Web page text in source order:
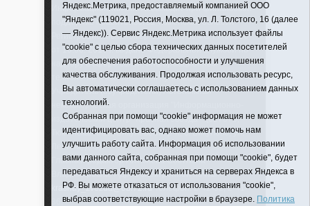
Информационная лента выходит при финансовой
поддержке правительства Тюменской области
Регистрационный номер СМИ ЭЛ № ФС 77-66066
от 10.06. 2016 г. выдано Федеральной службой по
надзору в сфере связи, информационных
технологий и массовых коммуникаций.
Учредитель (соучредители) Автономная
некоммерческая организация "Информационно-
издательский центр "Красная звезда"" (627570,
Тюменская обл., Викуловский р-н, с. Викулово, ул.
Ленина, д. 5).
Главный редактор Антюхова Светлана
Владимировна. Адрес электронной почты:
krasnay_zvezda@obl72.ruТелефон: 2-42-32; 2-41-
36.
Яндекс.Метрика, предоставляемый компанией ООО
"Яндекс" (119021, Россия, Москва, ул. Л. Толстого, 16 (далее
— Яндекс)). Сервис Яндекс.Метрика использует файлы
"cookie" с целью сбора технических данных посетителей
для обеспечения работоспособности и улучшения
качества обслуживания. Продолжая использовать ресурс,
Вы автоматически соглашаетесь с использованием данных
технологий.
Собранная при помощи "cookie" информация не может
идентифицировать вас, однако может помочь нам
улучшить работу сайта. Информация об использовании
вами данного сайта, собранная при помощи "cookie", будет
передаваться Яндексу и храниться на серверах Яндекса в
РФ. Вы можете отказаться от использования "cookie",
выбрав соответствующие настройки в браузере. Политика